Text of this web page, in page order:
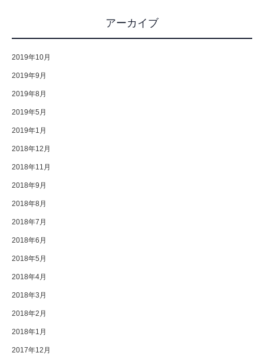
アーカイブ
2019年10月
2019年9月
2019年8月
2019年5月
2019年1月
2018年12月
2018年11月
2018年9月
2018年8月
2018年7月
2018年6月
2018年5月
2018年4月
2018年3月
2018年2月
2018年1月
2017年12月